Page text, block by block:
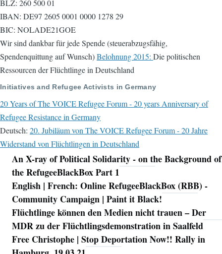
BLZ: 260 500 01
IBAN: DE97 2605 0001 0000 1278 29
BIC: NOLADE21GOE
Wir sind dankbar für jede Spende (steuerabzugsfähig,
Spendenquittung auf Wunsch)Belohnung 2015: Die politischen
Ressourcen der Flüchtlinge in Deutschland
Initiatives and Refugee Activists in Germany
20 Years of The VOICE Refugee Forum - 20 years Anniversary of
Refugee Resistance in Germany
Deutsch: 20. Jubiläum von The VOICE Refugee Forum - 20 Jahre
Widerstand von Flüchtlingen in Deutschland
Navigation
An X-ray of Political Solidarity - on the Background of
the RefugeeBlackBox Part 1
English | French: Online RefugeeBlackBox (RBB) -
Community Campaign | Paint it Black!
Flüchtlinge können den Medien nicht trauen – Der
MDR zu der Flüchtlingsdemonstration in Saalfeld
Free Christophe | Stop Deportation Now!! Rally in